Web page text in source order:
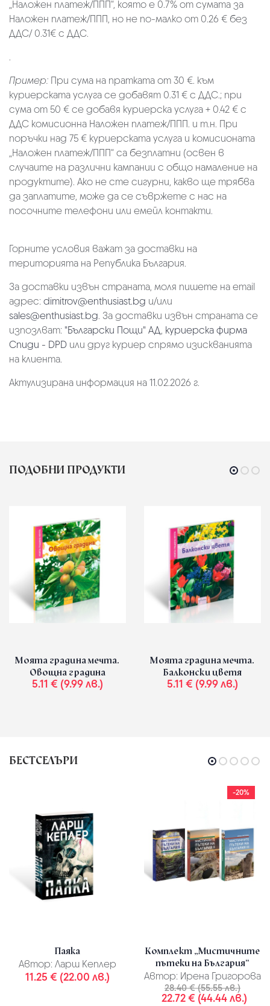
„Наложен платеж/ППП“, която е 0.7% от сумата за
Наложен платеж/ППП, но не по-малко от 0.26 € без
ДДС/ 0.31€ с ДДС.
.
Пример: При сума на пратката от 30 €. към
куриерската услуга се добавят 0.31 € с ДДС.; при
сума от 50 € се добавя куриерска услуга + 0.42 € с
ДДС комисионна Наложен платеж/ППП. и т.н. При
поръчки над 75 € куриерската услуга и комисионата
„Наложен платеж/ППП“ са безплатни (освен в
случаите на различни кампании с общо намаление на
продуктите). Ако не сте сигурни, какво ще трябва
да заплатите, може да се съвржете с нас на
посочните телефони или емейл контакти.
Горните условия важат за доставки на
територията на Република България.
За доставки извън страната, моля пишете на email
адрес: dimitrov@enthusiast.bg и/или
sales@enthusiast.bg. За доставки извън страната се
изпозлват: "Български Пощи" АД, куриерска фирма
Спиди - DPD или друг куриер спрямо изискванията
на клиента.
Актулизирана информация на 11.02.2026 г.
ПОДОБНИ ПРОДУКТИ
Моята градина мечта.
Овощна градина
5.11 € (9.99 лв.)
Моята градина мечта.
Балконски цветя
5.11 € (9.99 лв.)
БЕСТСЕЛЪРИ
Паяка
Автор: Ларш Кеплер
11.25 € (22.00 лв.)
-20%
Комплект „Мистичните
пътеки на България“
Автор: Ирена Григорова
28.40 € (55.55 лв.)
22.72 € (44.44 лв.)